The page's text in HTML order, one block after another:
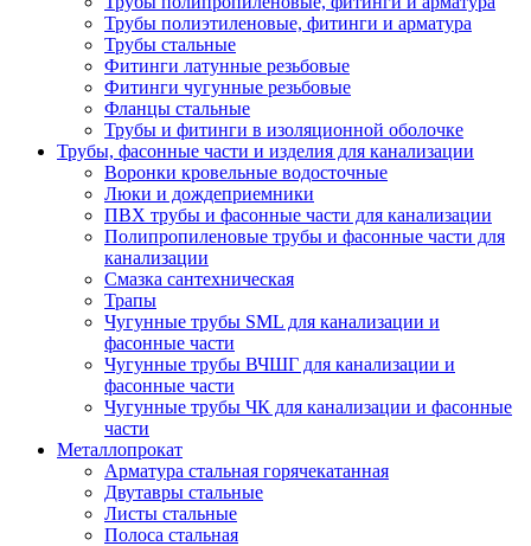
Трубы полиэтиленовые, фитинги и арматура
Трубы стальные
Фитинги латунные резьбовые
Фитинги чугунные резьбовые
Фланцы стальные
Трубы и фитинги в изоляционной оболочке
Трубы, фасонные части и изделия для канализации
Воронки кровельные водосточные
Люки и дождеприемники
ПВХ трубы и фасонные части для канализации
Полипропиленовые трубы и фасонные части для
канализации
Смазка сантехническая
Трапы
Чугунные трубы SML для канализации и
фасонные части
Чугунные трубы ВЧШГ для канализации и
фасонные части
Чугунные трубы ЧК для канализации и фасонные
части
Металлопрокат
Арматура стальная горячекатанная
Двутавры стальные
Листы стальные
Полоса стальная